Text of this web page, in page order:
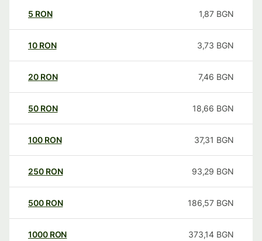
5 RON 1,87 BGN
10 RON 3,73 BGN
20 RON 7,46 BGN
50 RON 18,66 BGN
100 RON 37,31 BGN
250 RON 93,29 BGN
500 RON 186,57 BGN
1000 RON 373,14 BGN